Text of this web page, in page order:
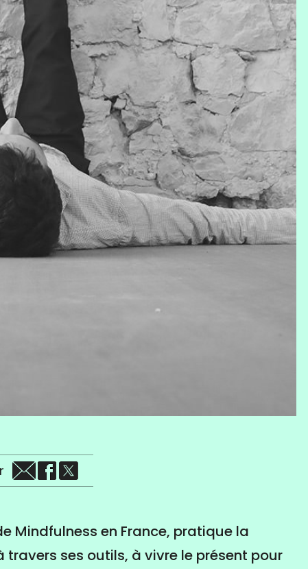
Mindfulness en France, pratique la
ses outils, à vivre le présent pour